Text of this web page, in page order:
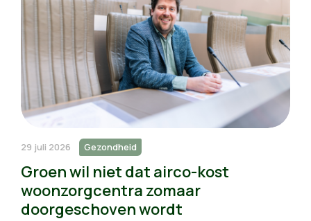
29 juli 2026 Gezondheid
Groen wil niet dat airco-kost
woonzorgcentra zomaar
doorgeschoven wordt